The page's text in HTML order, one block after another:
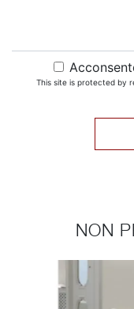
This site is protected by
NON